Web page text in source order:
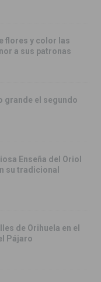
flores y color las
a sus patronas
grande el segundo
Enseña del Oriol
su tradicional
de Orihuela en el
Pájaro